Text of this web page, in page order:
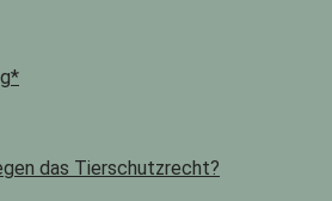
das Tierschutzrecht?